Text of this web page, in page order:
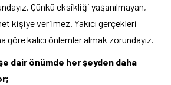
Çünkü eksikliği yaşanılmayan,
kişiye verilmez. Yakıcı gerçekleri
kalıcı önlemler almak zorundayız.
dair önümde her şeyden daha